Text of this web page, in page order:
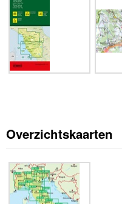
Overzichtskaarten